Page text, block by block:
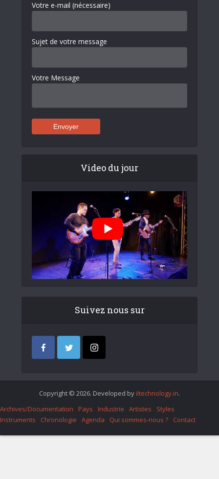
Votre e-mail (nécessaire)
Sujet de votre message
Votre Message
Video du jour
Suivez nous sur
Copyright © 2026. Developed by iItechnology.in.
Archives/Documentation
Pays Industrie Artistes
Styles
Instruments
Chronologie Agenda Qui sommes-nous ? Contact